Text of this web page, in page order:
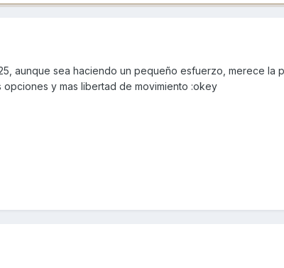
aunque sea haciendo un pequeño esfuerzo, merece la
y mas libertad de movimiento :okey